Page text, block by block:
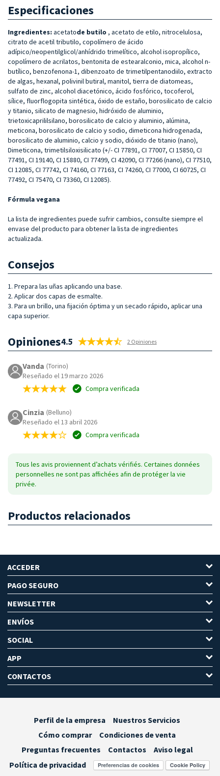
Especificaciones
Ingredientes: acetatode butilo , acetato de etilo, nitrocelulosa,
citrato de acetil tributilo, copolímero de ácido
adípico/neopentilglicol/anhídrido trimelítico, alcohol isopropílico,
copolímero de acrilatos, bentonita de estearalconio, mica, alcohol n-
butílico, benzofenona-1, dibenzoato de trimetilpentanodiilo, extracto
de algas, hexanal, polivinil butiral, manitol, tierra de diatomeas,
sulfato de zinc, alcohol diacetónico, ácido fosfórico, tocoferol,
sílice, fluorflogopita sintética, óxido de estaño, borosilicato de calcio
y titanio, silicato de magnesio, hidróxido de aluminio,
trietoxicaprililsilano, borosilicato de calcio y aluminio, alúmina,
meticona, borosilicato de calcio y sodio, dimeticona hidrogenada,
borosilicato de aluminio, calcio y sodio, dióxido de titanio (nano),
Dimeticona, trimetilsiloxisilicato (+/- CI 77891, CI 77007, CI 15850, CI
77491, CI 19140, CI 15880, CI 77499, CI 42090, CI 77266 (nano), CI 77510,
CI 12085, CI 77742, CI 74160, CI 77163, CI 74260, CI 77000, CI 60725, CI
77492, CI 75470, CI 73360, CI 12085).
Fórmula vegana
La lista de ingredientes puede sufrir cambios, consulte siempre el
envase del producto para obtener la lista de ingredientes
actualizada.
Consejos
1. Prepara las uñas aplicando una base.
2. Aplicar dos capas de esmalte.
3. Para un brillo, una fijación óptima y un secado rápido, aplicar una
capa superior.
Opiniones4.5 2 Opiniones
Vanda (Torino)
Reseñado el 19 marzo 2026
Compra verificada
Cinzia (Belluno)
Reseñado el 13 abril 2026
Compra verificada
Tous les avis proviennent d’achats vérifiés. Certaines données
personnelles ne sont pas affichées afin de protéger la vie
privée.
Productos relacionados
ACCEDER
PAGO SEGURO
NEWSLETTER
ENVÍOS
SOCIAL
APP
CONTACTOS
Perfil de la empresa
Nuestros Servicios
Cómo comprar
Condiciones de venta
Preguntas frecuentes
Contactos
Aviso legal
Política de privacidad
Preferencias de cookies